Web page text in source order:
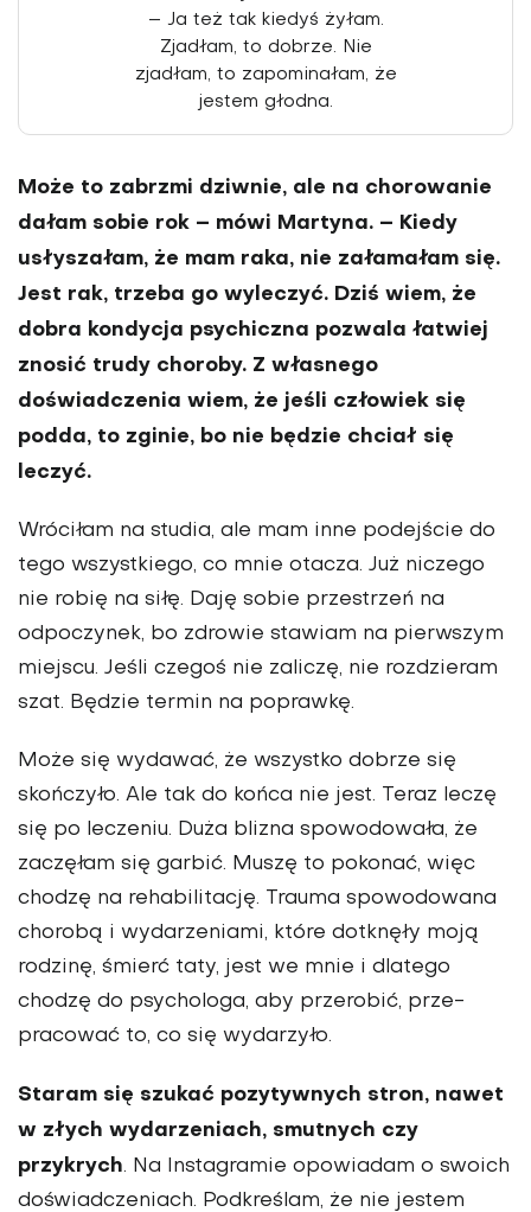
– Ja też tak kiedyś żyłam.
Zjadłam, to dobrze. Nie
zjadłam, to zapominałam, że
jestem głodna.
Może to zabrzmi dziwnie, ale na chorowanie
dałam sobie rok – mówi Martyna. – Kiedy
usłyszałam, że mam raka, nie załamałam się.
Jest rak, trzeba go wyleczyć. Dziś wiem, że
dobra kondycja psychiczna pozwala łatwiej
znosić trudy choroby. Z własnego
doświadczenia wiem, że jeśli czło­wiek się
podda, to zginie, bo nie będzie chciał się
leczyć.
Wróciłam na studia, ale mam inne podejście do
tego wszystkiego, co mnie otacza. Już niczego
nie robię na siłę. Daję sobie przestrzeń na
odpoczynek, bo zdrowie stawiam na pierwszym
miejscu. Jeśli czegoś nie zaliczę, nie rozdzie­ram
szat. Będzie termin na poprawkę.
Może się wydawać, że wszystko dobrze się
skończyło. Ale tak do końca nie jest. Teraz leczę
się po leczeniu. Duża blizna spowodowała, że
zaczęłam się garbić. Muszę to pokonać, więc
chodzę na rehabilitację. Trauma spowodowana
chorobą i wydarze­niami, które dotknęły moją
rodzinę, śmierć taty, jest we mnie i dlatego
chodzę do psychologa, aby przerobić, prze­
pracować to, co się wydarzyło.
Staram się szukać pozytywnych stron, nawet
w złych wyda­rzeniach, smutnych czy
przykrych. Na Instagramie opowia­dam o swoich
doświadczeniach. Podkreślam, że nie jestem